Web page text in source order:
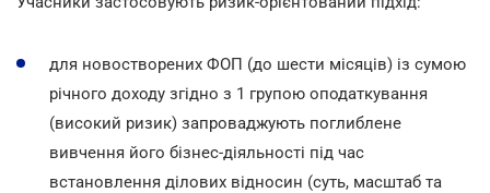
для новостворених ФОП (до шести місяців) із сумою
річного доходу згідно з 1 групою оподаткування
(високий ризик) запроваджують поглиблене
вивчення його бізнес-діяльності під час
встановлення ділових відносин (суть, масштаб та